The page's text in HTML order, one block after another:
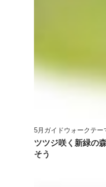
5月ガイドウォークテー
ツツジ咲く新緑の
そう